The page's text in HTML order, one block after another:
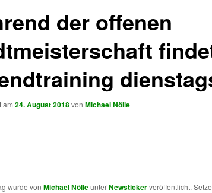
der offenen
am 24. August 2018von Michael Nölle
wurde von Michael NölleunterNewstickerveröffentlicht.